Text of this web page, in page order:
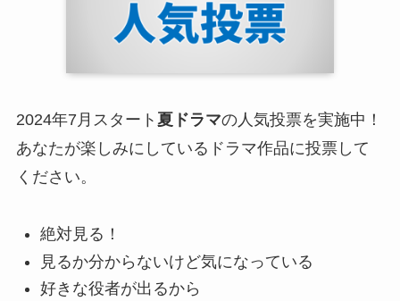
2024年7月スタート 夏ドラマの人気投票を実施中！
あなたが楽しみにしているドラマ作品に投票して
ください。
絶対見る！
見るか分からないけど気になっている
好きな役者が出るから